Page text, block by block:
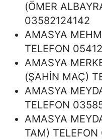
(ÖMER
03582124142
AMASYA
TELEFON
AMASYA
(ŞAHİN MAÇ)
AMASYA
TELEFON
AMASYA
TAM)